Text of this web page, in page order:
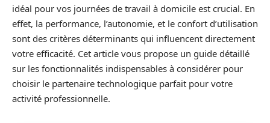
idéal pour vos journées de travail à domicile est crucial. En
effet, la performance, l’autonomie, et le confort d’utilisation
sont des critères déterminants qui influencent directement
votre efficacité. Cet article vous propose un guide détaillé
sur les fonctionnalités indispensables à considérer pour
choisir le partenaire technologique parfait pour votre
activité professionnelle.